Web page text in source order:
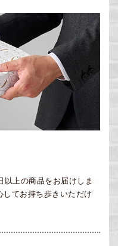
以上の商品をお届けしま
てお持ち歩きいただけ